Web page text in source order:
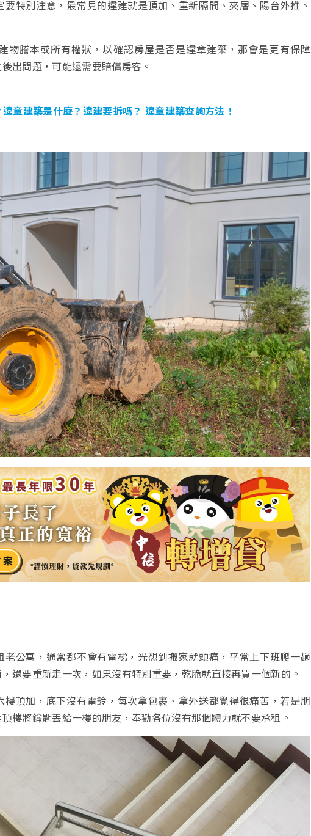
特別注意，最常見的違建就是頂加、重新隔間、夾層、陽台外推、
物謄本或所有權狀，以確認房屋是否是違章建築，那會是更有保障
出問題，可能還需要賠償房客。
章建築是什麼？違建要拆嗎？ 違章建築查詢方法！
公寓，通常都不會有電梯，光想到搬家就頭痛，平常上下班爬一趟
還要重新走一次，如果沒有特別重要，乾脆就直接再買一個新的。
頂加，底下沒有電鈴，每次拿包裹、拿外送都覺得很痛苦，若是朋
樓將鑰匙丟給一樓的朋友，奉勸各位沒有那個體力就不要承租。